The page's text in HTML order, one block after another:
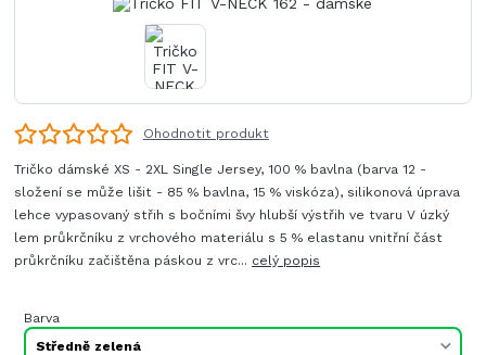
Ohodnotit produkt
Tričko dámské XS - 2XL Single Jersey, 100 % bavlna (barva 12 -
složení se může lišit - 85 % bavlna, 15 % viskóza), silikonová úprava
lehce vypasovaný střih s bočními švy hlubší výstřih ve tvaru V úzký
lem průkrčníku z vrchového materiálu s 5 % elastanu vnitřní část
průkrčníku začištěna páskou z vrc... celý popis
Barva